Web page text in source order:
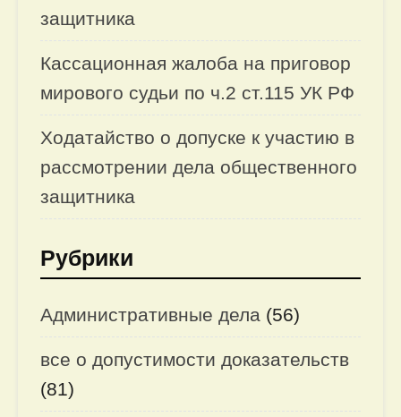
защитника
Кассационная жалоба на приговор
мирового судьи по ч.2 ст.115 УК РФ
Ходатайство о допуске к участию в
рассмотрении дела общественного
защитника
Рубрики
Административные дела (56)
все о допустимости доказательств
(81)